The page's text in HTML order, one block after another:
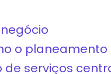
o
serviços